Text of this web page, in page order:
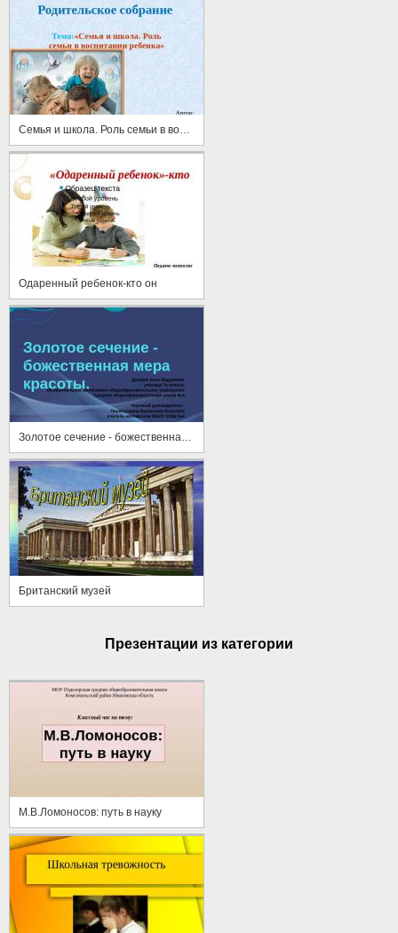
Одаренный ребенок-кто он
Британский музей
Презентации из категории
М.В.Ломоносов: путь в науку